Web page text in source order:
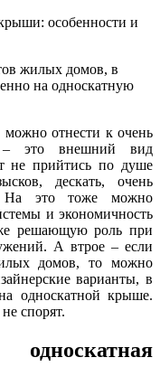
жилых домов, в
на односкатную
отнести к очень
– это внешний вид
не прийтись по душе
дескать, очень
На это тоже можно
и экономичность
решающую роль при
А втрое – если
домов, то можно
варианты, в
односкатной крыше.
спорят.